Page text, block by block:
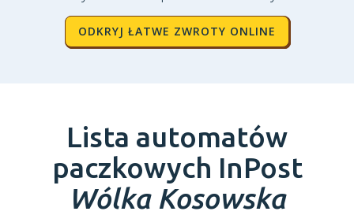
ODKRYJ ŁATWE ZWROTY ONLINE
Lista automatów
paczkowych InPost
Wólka Kosowska